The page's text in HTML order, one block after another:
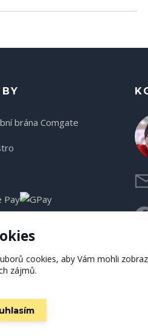
cookies, aby Vám mohli
zájmů.